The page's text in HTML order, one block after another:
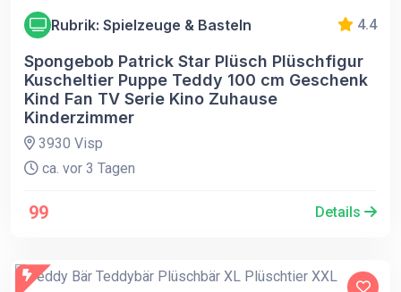
Rubrik: Spielzeuge & Basteln 4.4
Spongebob Patrick Star Plüsch Plüschfigur
Kuscheltier Puppe Teddy 100 cm Geschenk
Kind Fan TV Serie Kino Zuhause
Kinderzimmer
3930 Visp
ca. vor 3 Tagen
99 Details